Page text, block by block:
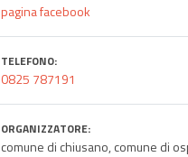
pagina facebook
TELEFONO:
0825 787191
ORGANIZZATORE:
comune di chiusano, comune di